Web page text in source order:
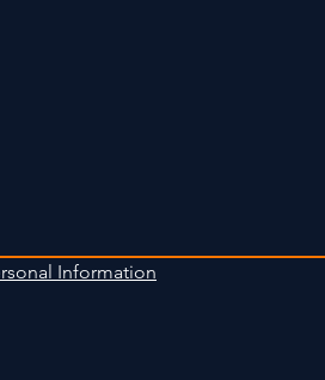
Information